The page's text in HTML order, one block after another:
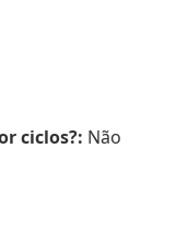
ciclos?: Não